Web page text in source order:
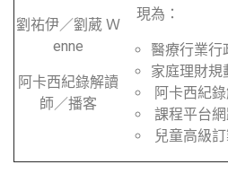
劉祐伊／劉葳 Ｗ
enne
阿卡西紀錄解讀
師／播客
現為：
醫療行業
家庭理財規
 阿卡西紀
 課程平台
 兒童高級